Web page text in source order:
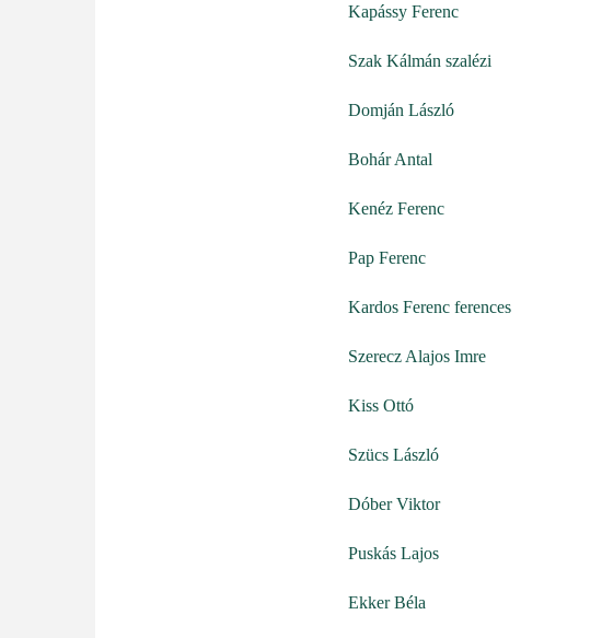
Kapássy Ferenc
Szak Kálmán szalézi
Domján László
Bohár Antal
Kenéz Ferenc
Pap Ferenc
Kardos Ferenc ferences
Szerecz Alajos Imre
Kiss Ottó
Szücs László
Dóber Viktor
Puskás Lajos
Ekker Béla